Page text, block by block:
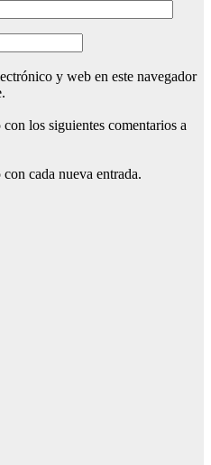
y web en este navegador
los siguientes comentarios a
cada nueva entrada.